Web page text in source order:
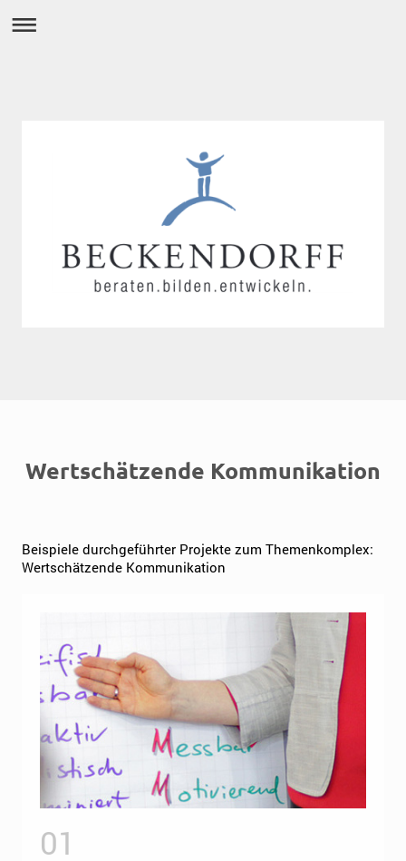
Wertschätzende Kommunikation
Beispiele durchgeführter Projekte zum Themenkomplex:
Wertschätzende Kommunikation